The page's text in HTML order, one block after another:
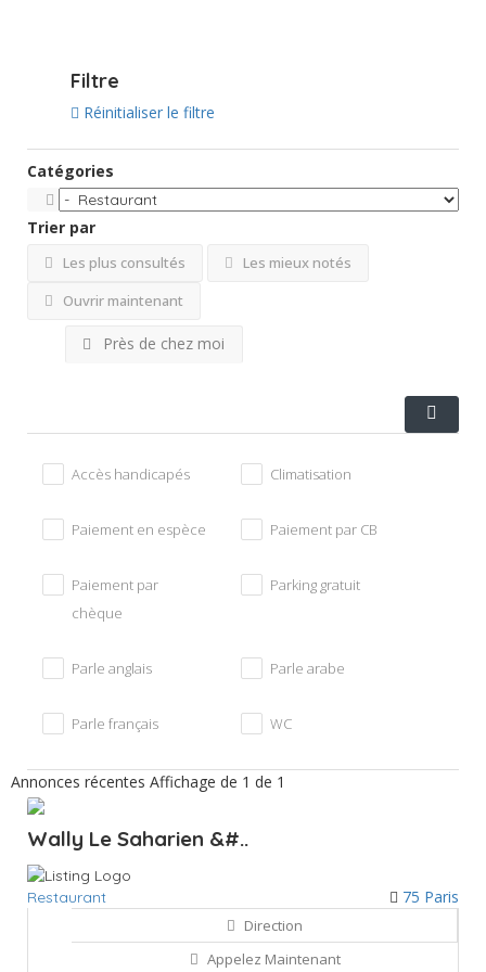
Filtre
Réinitialiser le filtre
Catégories
Trier par
Les plus consultés
Les mieux notés
Ouvrir maintenant
Près de chez moi
Accès handicapés Climatisation
Paiement en espèce Paiement par CB
Paiement par
chèque
Parking gratuit
Parle anglais Parle arabe
Parle français WC
Annonces récentes Affichage de 1 de 1
Wally Le Saharien &#..
Restaurant 75 Paris
Direction
Appelez Maintenant